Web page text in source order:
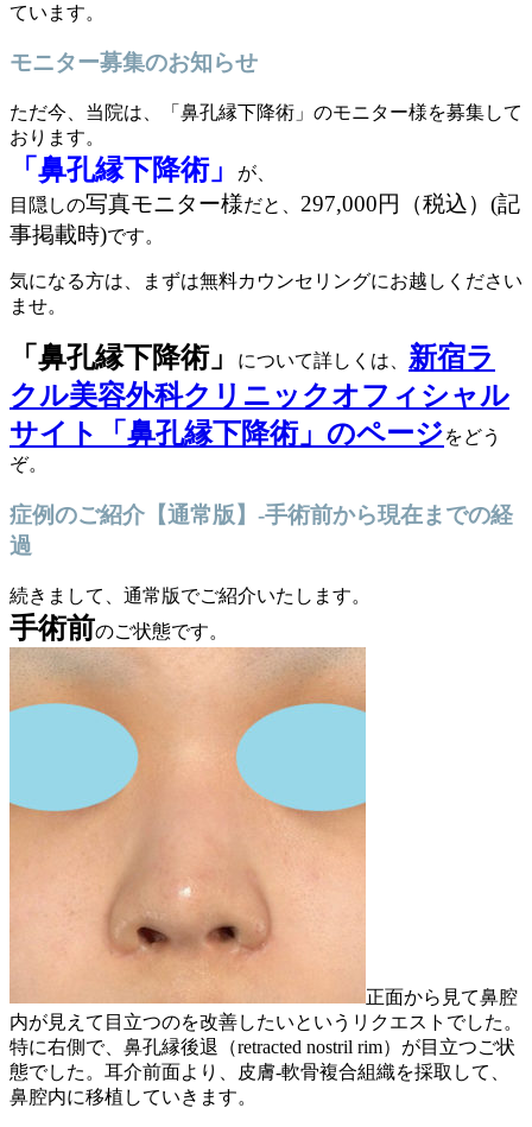
ています。
モニター募集のお知らせ
ただ今、当院は、「鼻孔縁下降術」のモニター様を募集して
おります。
「鼻孔縁下降術」
が、
目隠しの写真モニター様だと、 297,000円（税込）(記
事掲載時)です。
気になる方は、まずは無料カウンセリングにお越しください
ませ。
「鼻孔縁下降術」 について詳しくは、 新宿ラ
クル美容外科クリニックオフィシャル
サイト「鼻孔縁下降術」のページをどう
ぞ。
症例のご紹介【通常版】-手術前から現在までの経
過
続きまして、通常版でご紹介いたします。
手術前のご状態です。
正面から見て鼻腔
内が見えて目立つのを改善したいというリクエストでした。
特に右側で、鼻孔縁後退（retracted nostril rim）が目立つご状
態でした。耳介前面より、皮膚-軟骨複合組織を採取して、
鼻腔内に移植していきます。